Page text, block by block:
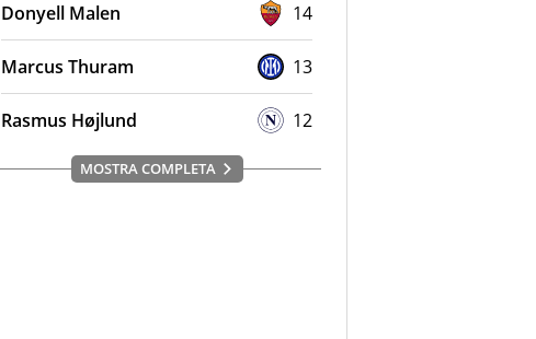
Donyell Malen 14
Marcus Thuram 13
Rasmus Højlund 12
MOSTRA COMPLETA